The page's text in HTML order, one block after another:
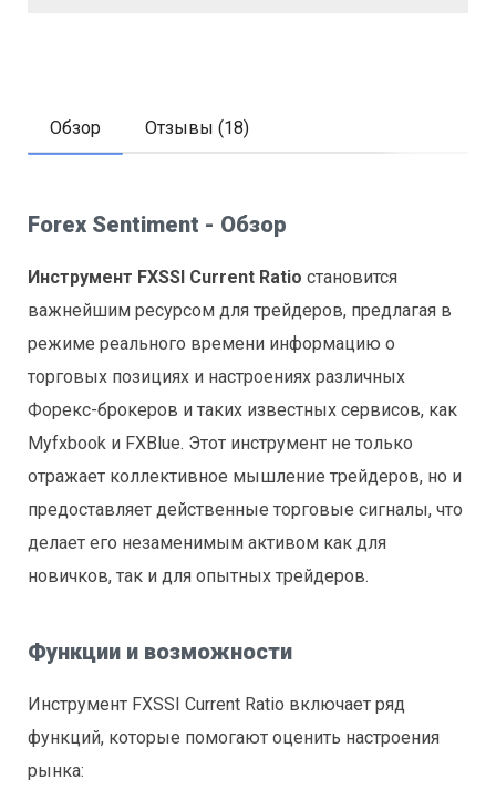
Обзор Отзывы (18)
Forex Sentiment - Обзор
Инструмент FXSSI Current Ratio становится
важнейшим ресурсом для трейдеров, предлагая в
режиме реального времени информацию о
торговых позициях и настроениях различных
Форекс-брокеров и таких известных сервисов, как
Myfxbook и FXBlue. Этот инструмент не только
отражает коллективное мышление трейдеров, но и
предоставляет действенные торговые сигналы, что
делает его незаменимым активом как для
новичков, так и для опытных трейдеров.
Функции и возможности
Инструмент FXSSI Current Ratio включает ряд
функций, которые помогают оценить настроения
рынка: